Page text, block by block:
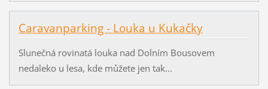
Caravanparking - Louka u Kukačky
Slunečná rovinatá louka nad Dolním Bousovem
nedaleko u lesa, kde můžete jen tak...